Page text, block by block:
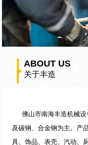
ABOUT US
关于丰造
佛山市南海丰造机械
及碳钢、合金钢为主。产
具、饰品、表壳、汽动、